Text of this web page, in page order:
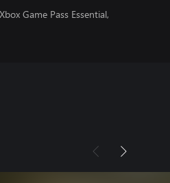
Game Pass Essential,